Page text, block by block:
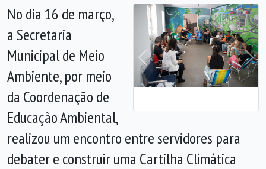
Anterior
No dia 16 de março,
a Secretaria
Municipal de Meio
Ambiente, por meio
da Coordenação de
Educação Ambiental,
realizou um encontro entre servidores para
debater e construir uma Cartilha Climática